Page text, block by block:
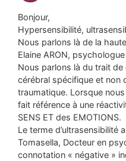
Bonjour,
Hypersensibilité,
Nous parlons là de la
Elaine ARON,
Nous parlons là du trait
cérébral spécifique et non
traumatique. Lorsque
fait référence à une
SENS ET des EMOTIONS.
Le terme d’ultrasensibilité
Tomasella, Docteur en
connotation « négative »